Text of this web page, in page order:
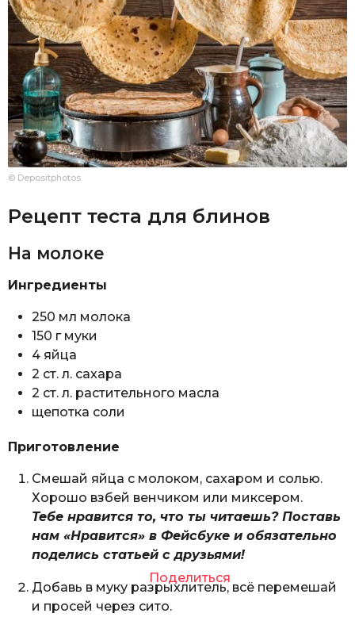
© Depositphotos
Рецепт теста для блинов
На молоке
Ингредиенты
250 мл молока
150 г муки
4 яйца
2 ст. л. сахара
2 ст. л. растительного масла
щепотка соли
Приготовление
Смешай яйца с молоком, сахаром и солью.
Хорошо взбей венчиком или миксером.
Тебе нравится то, что ты читаешь? Поставь
нам «Нравится» в Фейсбуке и обязательно
поделись статьей с друзьями!
Поделиться
Добавь в муку разрыхлитель, всё перемешай
и просей через сито.